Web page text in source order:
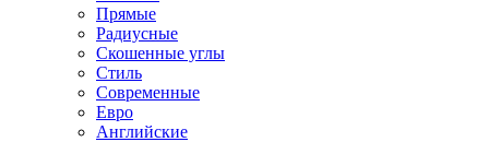
Прямые
Радиусные
Скошенные углы
Стиль
Современные
Евро
Английские